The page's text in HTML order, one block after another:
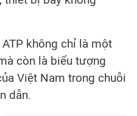
ATP không chỉ là một
còn là biểu tượng
Việt Nam trong chuỗi
dẫn.